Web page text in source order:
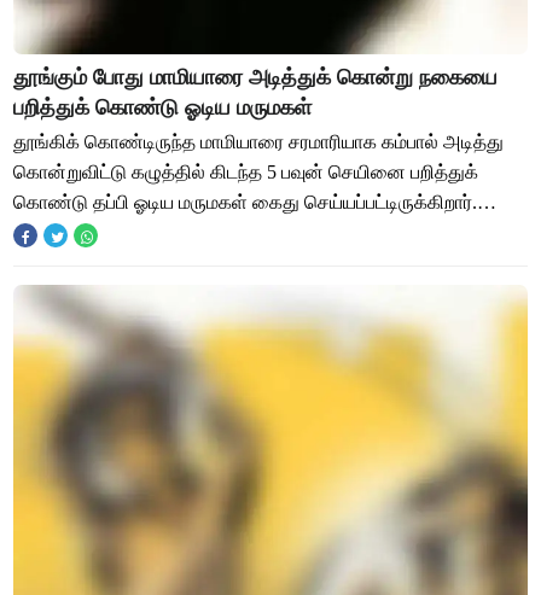
தூங்கும் போது மாமியாரை அடித்துக் கொன்று நகையை
பறித்துக் கொண்டு ஓடிய மருமகள்
தூங்கிக் கொண்டிருந்த மாமியாரை சரமாரியாக கம்பால் அடித்து
கொன்றுவிட்டு கழுத்தில் கிடந்த 5 பவுன் செயினை பறித்துக்
கொண்டு தப்பி ஓடிய மருமகள் கைது செய்யப்பட்டிருக்கிறார்.
நெல்லை மாவட்டத்தில் நடந்திருக்கிற